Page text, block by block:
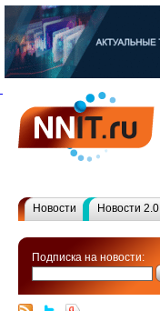
Новости Новости 2.0
Подписка на новости: